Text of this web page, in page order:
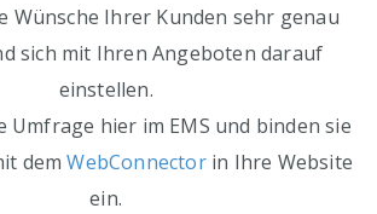
Wünsche Ihrer Kunden sehr genau
sich mit Ihren Angeboten darauf
einstellen.
Umfrage hier im EMS und binden sie
demWebConnectorin Ihre Website
ein.